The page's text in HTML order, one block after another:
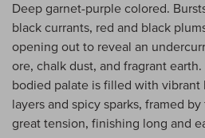
Deep garnet-purple colored.
black currants, red and black
opening out to reveal an
ore, chalk dust, and fragrant
bodied palate is filled with vibrant
layers and spicy sparks, framed
great tension, finishing long and